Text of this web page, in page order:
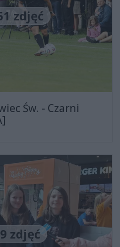
zdjęć
zdjęć
Św. - Czarni
Liczba zdjęć
9 zdjęć